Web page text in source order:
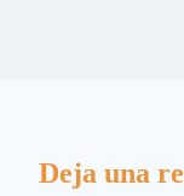
Deja una